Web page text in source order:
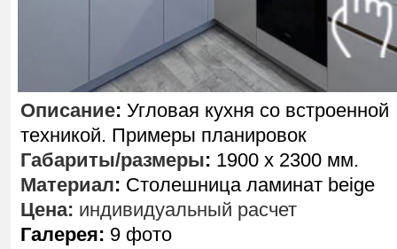
Описание: Угловая кухня со встроенной
техникой. Примеры планировок
Габариты/размеры: 1900 х 2300 мм.
Материал: Столешница ламинат beige
Цена: индивидуальный расчет
Галерея: 9 фото